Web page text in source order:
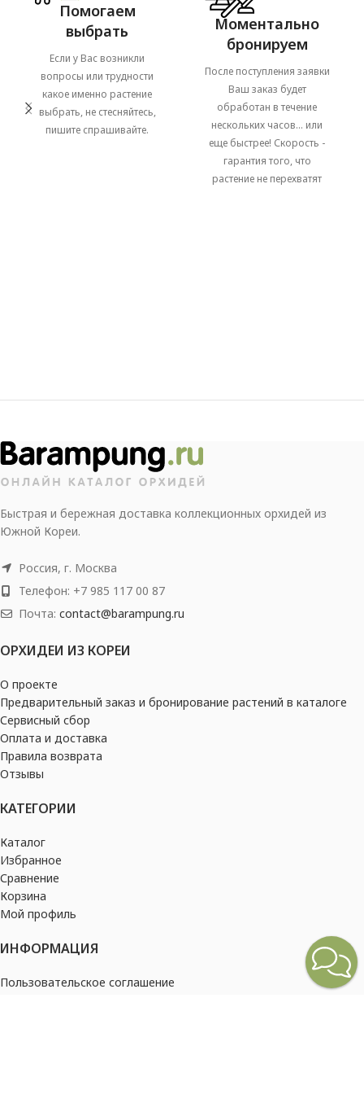
Помогаем
выбрать
Если у Вас возникли
вопросы или трудности
какое именно растение
выбрать, не стесняйтесь,
пишите спрашивайте.
Моментально
бронируем
После поступления заявки
Ваш заказ будет
обработан в течение
нескольких часов... или
еще быстрее! Скорость -
гарантия того, что
растение не перехватят
Быстрая и бережная доставка коллекционных орхидей из
Южной Кореи.
Россия, г. Москва
Телефон: +7 985 117 00 87
Почта: contact@barampung.ru
ОРХИДЕИ ИЗ КОРЕИ
О проекте
Предварительный заказ и бронирование растений в каталоге
Сервисный сбор
Оплата и доставка
Правила возврата
Отзывы
КАТЕГОРИИ
Каталог
Избранное
Сравнение
Корзина
Мой профиль
ИНФОРМАЦИЯ
Пользовательское соглашение